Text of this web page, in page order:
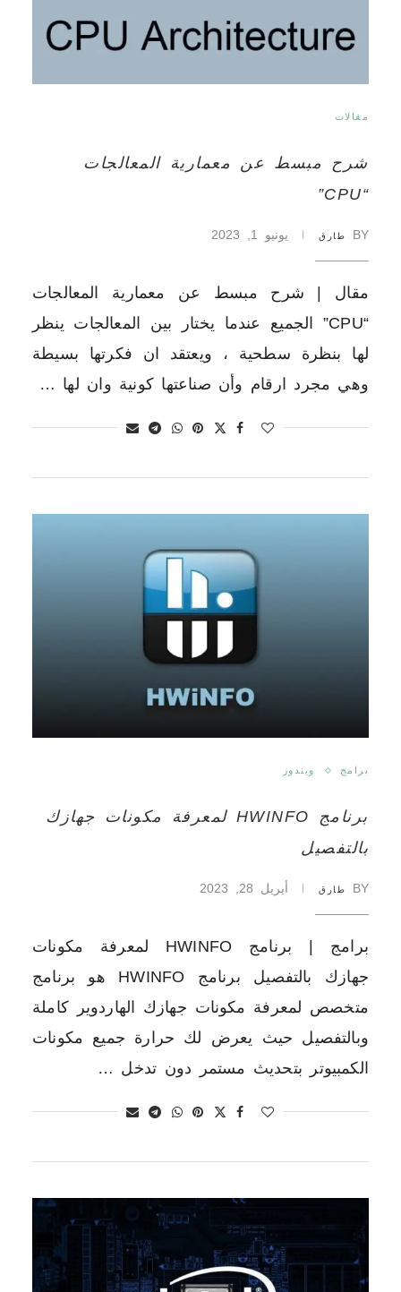
مقالات
شرح مبسط عن معمارية المعالجات
“CPU”
BY طارق يونيو 1, 2023
مقال | شرح مبسط عن معمارية المعالجات
“CPU” الجميع عندما يختار بين المعالجات ينظر
لها بنظرة سطحية ، ويعتقد ان فكرتها بسيطة
وهي مجرد ارقام وأن صناعتها كونية وان لها …
برامج ويندوز
برنامج HWINFO لمعرفة مكونات جهازك
بالتفصيل
BY طارق أبريل 28, 2023
برامج | برنامج HWINFO لمعرفة مكونات
جهازك بالتفصيل برنامج HWINFO هو برنامج
متخصص لمعرفة مكونات جهازك الهاردوير كاملة
وبالتفصيل حيث يعرض لك حرارة جميع مكونات
الكمبيوتر بتحديث مستمر دون تدخل …